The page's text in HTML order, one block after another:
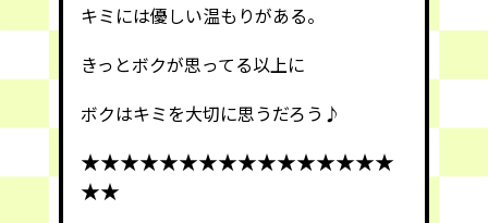
キミには優しい温もりがある。
きっとボクが思ってる以上に
ボクはキミを大切に思うだろう♪
★★★★★★★★★★★★★★★★
★★